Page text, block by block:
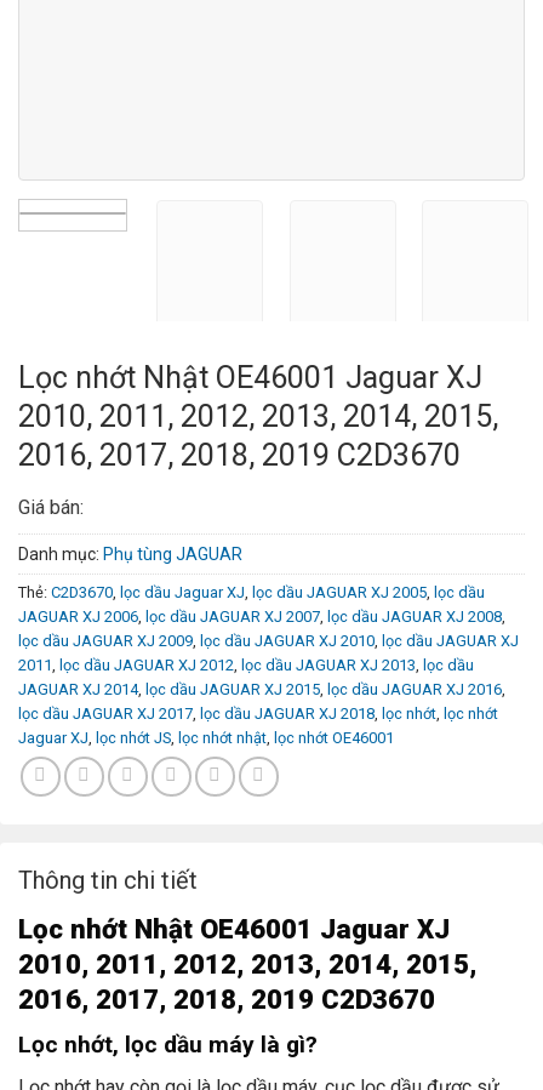
Lọc nhớt Nhật OE46001 Jaguar XJ
2010, 2011, 2012, 2013, 2014, 2015,
2016, 2017, 2018, 2019 C2D3670
Giá bán:
Danh mục: Phụ tùng JAGUAR
Thẻ: C2D3670 lọc dầu Jaguar XJ lọc dầu JAGUAR XJ 2005 lọc dầu
JAGUAR XJ 2006 lọc dầu JAGUAR XJ 2007 lọc dầu JAGUAR XJ 2008
lọc dầu JAGUAR XJ 2009 lọc dầu JAGUAR XJ 2010 lọc dầu JAGUAR XJ
2011
lọc dầu JAGUAR XJ 2012 lọc dầu JAGUAR XJ 2013
lọc dầu
JAGUAR XJ 2014, lọc dầu JAGUAR XJ 2015 lọc dầu JAGUAR XJ 2016
lọc dầu JAGUAR XJ 2017 lọc dầu JAGUAR XJ 2018 lọc nhớt lọc nhớt
Jaguar XJ
lọc nhớt JS lọc nhớt nhật lọc nhớt OE46001
Thông tin chi tiết
Lọc nhớt Nhật OE46001 Jaguar XJ
2010, 2011, 2012, 2013, 2014, 2015,
2016, 2017, 2018, 2019 C2D3670
Lọc nhớt, lọc dầu máy là gì?